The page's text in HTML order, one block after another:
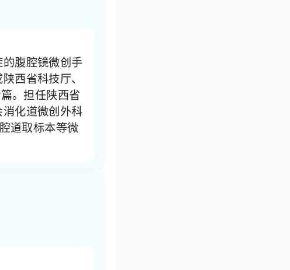
腹腔镜微创手
西省科技厅、
。担任陕西省
化道微创外科
道取标本等微